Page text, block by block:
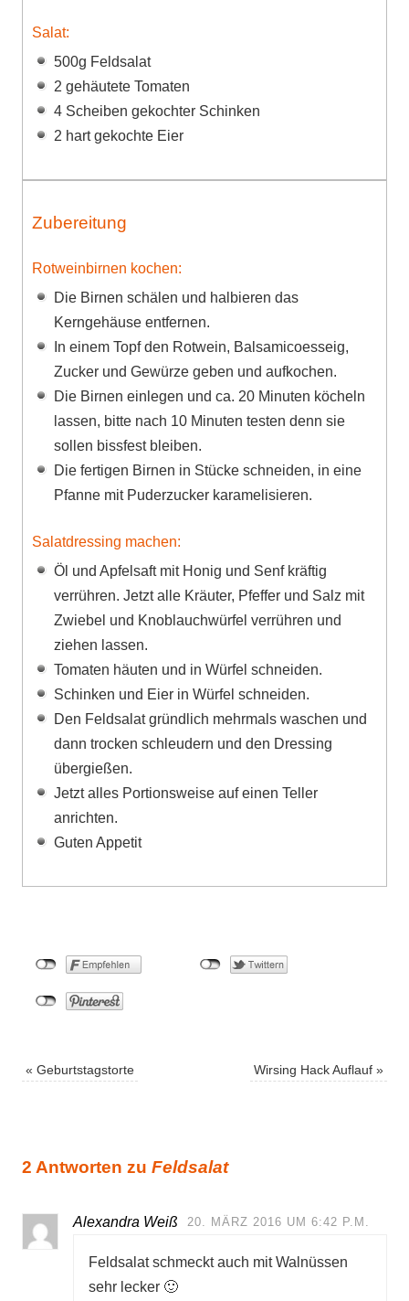
Salat:
500g Feldsalat
2 gehäutete Tomaten
4 Scheiben gekochter Schinken
2 hart gekochte Eier
Zubereitung
Rotweinbirnen kochen:
Die Birnen schälen und halbieren das
Kerngehäuse entfernen.
In einem Topf den Rotwein, Balsamicoesseig,
Zucker und Gewürze geben und aufkochen.
Die Birnen einlegen und ca. 20 Minuten köcheln
lassen, bitte nach 10 Minuten testen denn sie
sollen bissfest bleiben.
Die fertigen Birnen in Stücke schneiden, in eine
Pfanne mit Puderzucker karamelisieren.
Salatdressing machen:
Öl und Apfelsaft mit Honig und Senf kräftig
verrühren. Jetzt alle Kräuter, Pfeffer und Salz mit
Zwiebel und Knoblauchwürfel verrühren und
ziehen lassen.
Tomaten häuten und in Würfel schneiden.
Schinken und Eier in Würfel schneiden.
Den Feldsalat gründlich mehrmals waschen und
dann trocken schleudern und den Dressing
übergießen.
Jetzt alles Portionsweise auf einen Teller
anrichten.
Guten Appetit
« Geburtstagstorte Wirsing Hack Auflauf »
2 Antworten zu Feldsalat
Alexandra Weiß 20. MÄRZ 2016 UM 6:42 P.M.
Feldsalat schmeckt auch mit Walnüssen
sehr lecker 🙂